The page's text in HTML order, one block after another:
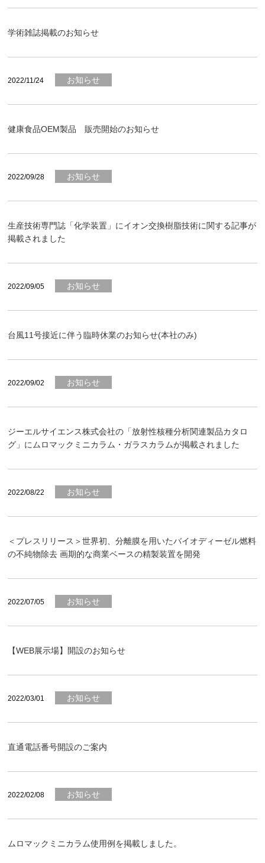
学術雑誌掲載のお知らせ
2022/11/24 お知らせ
健康食品OEM製品 販売開始のお知らせ
2022/09/28 お知らせ
生産技術専門誌「化学装置」にイオン交換樹脂技術に関する記事が
掲載されました
2022/09/05 お知らせ
台風11号接近に伴う臨時休業のお知らせ(本社のみ)
2022/09/02 お知らせ
ジーエルサイエンス株式会社の「放射性核種分析関連製品カタロ
グ」にムロマックミニカラム・ガラスカラムが掲載されました
2022/08/22 お知らせ
＜プレスリリース＞世界初、分離膜を用いたバイオディーゼル燃料
の不純物除去 画期的な商業ベースの精製装置を開発
2022/07/05 お知らせ
【WEB展示場】開設のお知らせ
2022/03/01 お知らせ
直通電話番号開設のご案内
2022/02/08 お知らせ
ムロマックミニカラム使用例を掲載しました。